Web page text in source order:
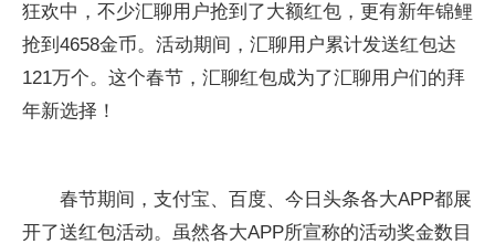
狂欢中，不少汇聊用户抢到了大额红包，更有新年锦鲤
抢到4658金币。活动期间，汇聊用户累计发送红包达
121万个。这个春节，汇聊红包成为了汇聊用户们的拜
年新选择！
春节期间，支付宝、百度、今日头条各大APP都展
开了送红包活动。虽然各大APP所宣称的活动奖金数目